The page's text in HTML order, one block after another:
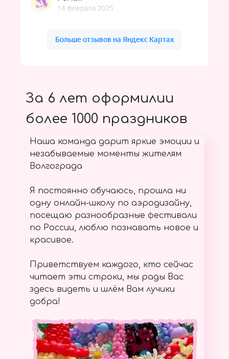
За 6 лет оформилии
более 1000 праздников
Наша команда дарит яркие эмоции и
незабываемые моменты жителям
Волгограда
Я постоянно обучаюсь, прошла ни
одну онлайн-школу по аэродизайну,
посещаю разнообразные фестивали
по России, люблю познавать новое и
красивое.
Приветствуем каждого, кто сейчас
читает эти строки, мы рады Вас
здесь видеть и шлём Вам лучики
добра!